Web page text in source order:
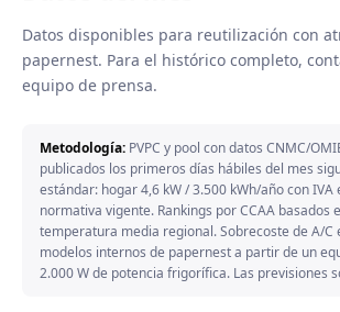
Datos disponibles para reutilización con
papernest. Para el histórico completo,
equipo de prensa.
Metodología: PVPC y pool con datos CNMC/
publicados los primeros días hábiles del mes
estándar: hogar 4,6 kW / 3.500 kWh/año con IVA
normativa vigente. Rankings por CCAA basados
temperatura media regional. Sobrecoste de A/C
modelos internos de papernest a partir de un
2.000 W de potencia frigorífica. Las previsiones